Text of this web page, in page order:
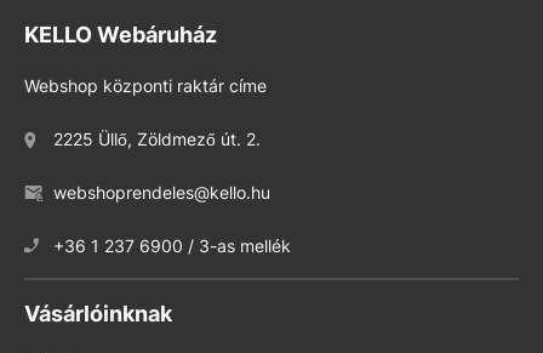
KELLO Webáruház
Webshop központi raktár címe
2225 Üllő, Zöldmező út. 2.
webshoprendeles@kello.hu
+36 1 237 6900 / 3-as mellék
Vásárlóinknak